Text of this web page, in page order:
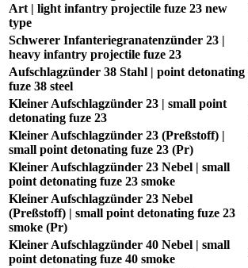
Art | light infantry projectile fuze 23 new
type
Schwerer Infanteriegranatenzünder 23 |
heavy infantry projectile fuze 23
Aufschlagzünder 38 Stahl | point detonating
fuze 38 steel
Kleiner Aufschlagzünder 23 | small point
detonating fuze 23
Kleiner Aufschlagzünder 23 (Preßstoff) |
small point detonating fuze 23 (Pr)
Kleiner Aufschlagzünder 23 Nebel | small
point detonating fuze 23 smoke
Kleiner Aufschlagzünder 23 Nebel
(Preßstoff) | small point detonating fuze 23
smoke (Pr)
Kleiner Aufschlagzünder 40 Nebel | small
point detonating fuze 40 smoke